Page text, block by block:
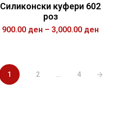
Силиконски куфери 602
роз
900.00 ден –3,000.00 ден
1 2 … 4